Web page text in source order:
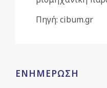
Πηγή: cibum.gr
ΕΝΗΜΕΡΩΣΗ